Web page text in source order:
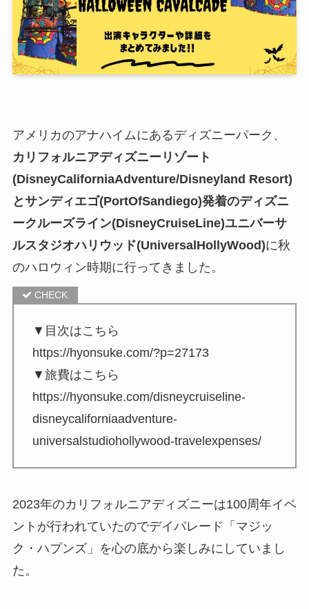
アメリカのアナハイムにあるディズニーパーク、
カリフォルニアディズニーリゾート
(DisneyCaliforniaAdventure/Disneyland Resort)
とサンディエゴ(PortOfSandiego)発着のディズニ
ークルーズライン(DisneyCruiseLine)ユニバーサ
ルスタジオハリウッド(UniversalHollyWood)に秋
のハロウィン時期に行ってきました。
▼目次はこちら
https://hyonsuke.com/?p=27173
▼旅費はこちら
https://hyonsuke.com/disneycruiseline-
disneycaliforniaadventure-
universalstudiohollywood-travelexpenses/
2023年のカリフォルニアディズニーは100周年イベ
ントが行われていたのでデイパレード「マジッ
ク・ハプンズ」を心の底から楽しみにしていまし
た。